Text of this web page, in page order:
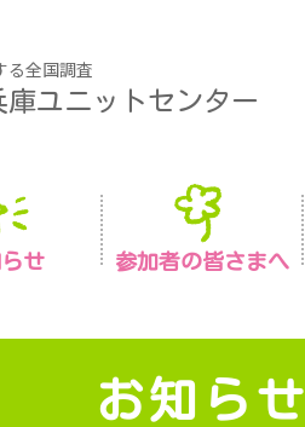
る全国調査
庫ユニットセンター
せ 参加者の皆さまへ
お知らせ